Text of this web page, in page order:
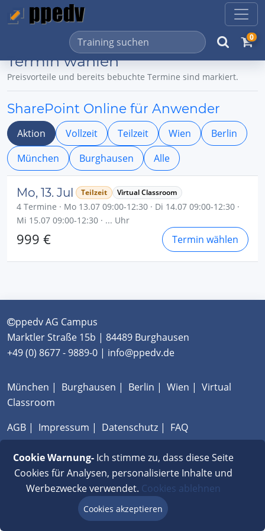
0
Termin wählen
Preisvorteile und bereits bebuchte Termine sind markiert.
SharePoint Online für Anwender
Aktion Vollzeit Teilzeit Wien
Berlin
München
Burghausen Alle
Mo, 13. Jul Teilzeit Virtual Classroom
4 Termine · Mo 13.07 09:00-12:30 · Di 14.07 09:00-12:30 ·
Mi 15.07 09:00-12:30 · ... Uhr
999 € Termin wählen
ppedv AG Campus
Marktler Straße 15b | 84489 Burghausen
+49 (0) 8677 - 9889-0 | info@ppedv.de
München | Burghausen | Berlin | Wien | Virtual
Classroom
AGB | Impressum | Datenschutz | FAQ
Cookie Warnung-Ich stimme zu, dass diese Seite
Cookies für Analysen, personalisierte Inhalte und
Werbezwecke verwendet. Cookies ablehnen
Cookies akzeptieren